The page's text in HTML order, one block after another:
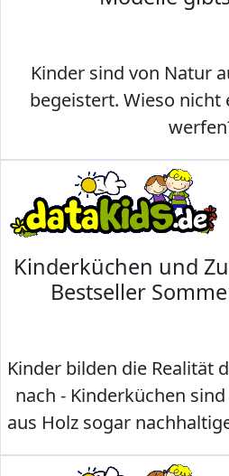
Kinder sind von Natur
begeistert. Wieso nicht
Kinderküchen und
Bestseller
Kinder bilden die Realität
nach - Kinderküchen
aus Holz sogar